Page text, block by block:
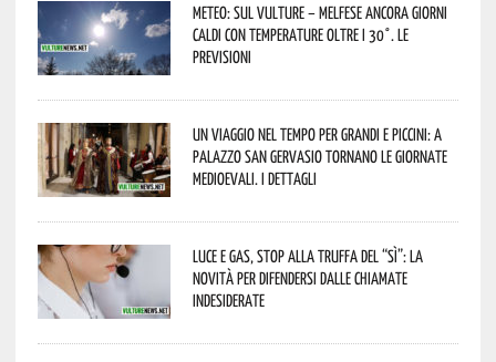
Meteo: sul Vulture – melfese ancora giorni
caldi con temperature oltre i 30°. Le
previsioni
Un viaggio nel tempo per grandi e piccini: a
Palazzo San Gervasio tornano le Giornate
Medioevali. I dettagli
Luce e gas, stop alla truffa del “Sì”: la
novità per difendersi dalle chiamate
indesiderate